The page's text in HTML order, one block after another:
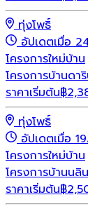
ทุ่งโพธิ์
อัปเดตเมื่อ
โครงการใหม่บ้าน
โครงการบ้านดา
ราคาเริ่มต้น฿
ทุ่งโพธิ์
อัปเดตเมื่อ
โครงการใหม่บ้าน
โครงการบ้านน
ราคาเริ่มต้น฿